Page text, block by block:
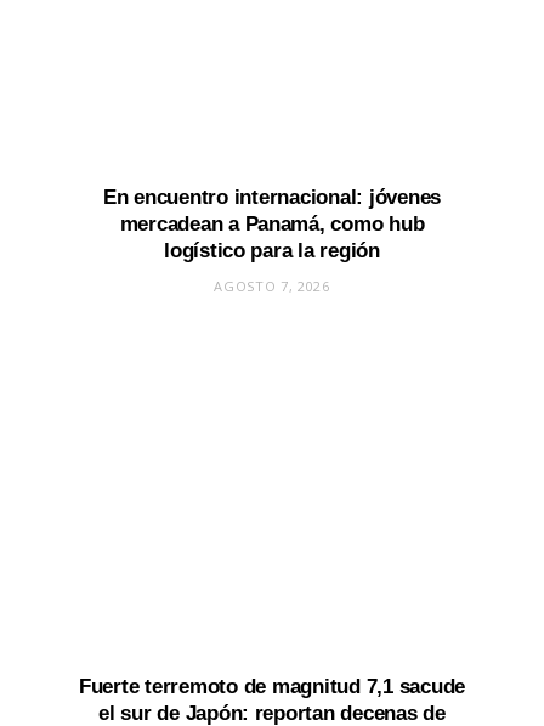
En encuentro internacional: jóvenes
mercadean a Panamá, como hub
logístico para la región
AGOSTO 7, 2026
Fuerte terremoto de magnitud 7,1 sacude
el sur de Japón: reportan decenas de